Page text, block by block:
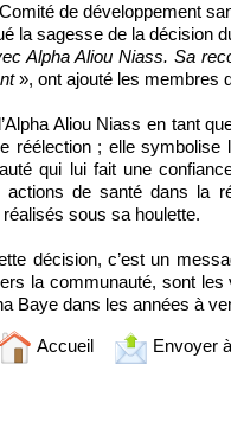
de développement
la sagesse de la décision
Alpha Aliou Niass. Sa
», ont ajouté les membres
Aliou Niass en tant
réélection ; elle
qui lui fait une
actions de santé dans la
sous sa houlette.
décision, c’est un
la communauté, sont
Baye dans les années à
Accueil Envoyer